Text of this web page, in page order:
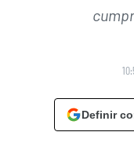
Definir